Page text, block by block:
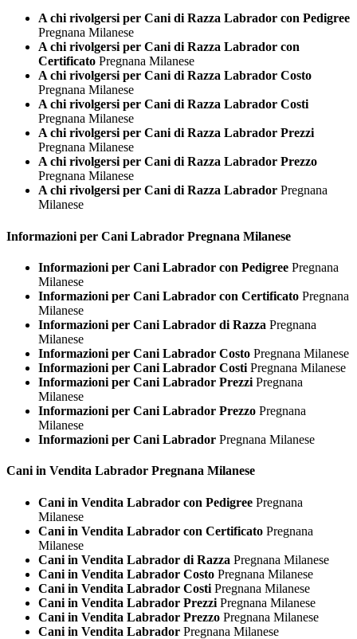
A chi rivolgersi per Cani di Razza Labrador con Pedigree
Pregnana Milanese
A chi rivolgersi per Cani di Razza Labrador con
Certificato Pregnana Milanese
A chi rivolgersi per Cani di Razza Labrador Costo
Pregnana Milanese
A chi rivolgersi per Cani di Razza Labrador Costi
Pregnana Milanese
A chi rivolgersi per Cani di Razza Labrador Prezzi
Pregnana Milanese
A chi rivolgersi per Cani di Razza Labrador Prezzo
Pregnana Milanese
A chi rivolgersi per Cani di Razza Labrador Pregnana
Milanese
Informazioni per Cani Labrador Pregnana Milanese
Informazioni per Cani Labrador con Pedigree Pregnana
Milanese
Informazioni per Cani Labrador con Certificato Pregnana
Milanese
Informazioni per Cani Labrador di Razza Pregnana
Milanese
Informazioni per Cani Labrador Costo Pregnana Milanese
Informazioni per Cani Labrador Costi Pregnana Milanese
Informazioni per Cani Labrador Prezzi Pregnana
Milanese
Informazioni per Cani Labrador Prezzo Pregnana
Milanese
Informazioni per Cani Labrador Pregnana Milanese
Cani in Vendita Labrador Pregnana Milanese
Cani in Vendita Labrador con Pedigree Pregnana
Milanese
Cani in Vendita Labrador con Certificato Pregnana
Milanese
Cani in Vendita Labrador di Razza Pregnana Milanese
Cani in Vendita Labrador Costo Pregnana Milanese
Cani in Vendita Labrador Costi Pregnana Milanese
Cani in Vendita Labrador Prezzi Pregnana Milanese
Cani in Vendita Labrador Prezzo Pregnana Milanese
Cani in Vendita Labrador Pregnana Milanese